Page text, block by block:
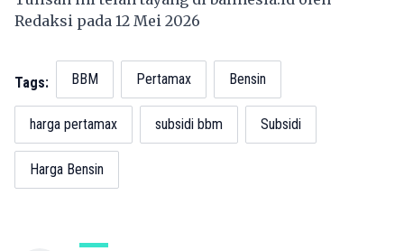
Redaksi pada 12 Mei 2026
Tags: BBM Pertamax Bensin
harga pertamax subsidi bbm Subsidi
Harga Bensin